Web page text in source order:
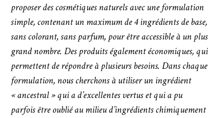
proposer des cosmétiques naturels avec une formulation
simple, contenant un maximum de 4 ingrédients de base,
sans colorant, sans parfum, pour être accessible à un plus
grand nombre. Des produits également économiques, qui
permettent de répondre à plusieurs besoins. Dans chaque
formulation, nous cherchons à utiliser un ingrédient
« ancestral » qui a d’excellentes vertus et qui a pu
parfois être oublié au milieu d’ingrédients chimiquement